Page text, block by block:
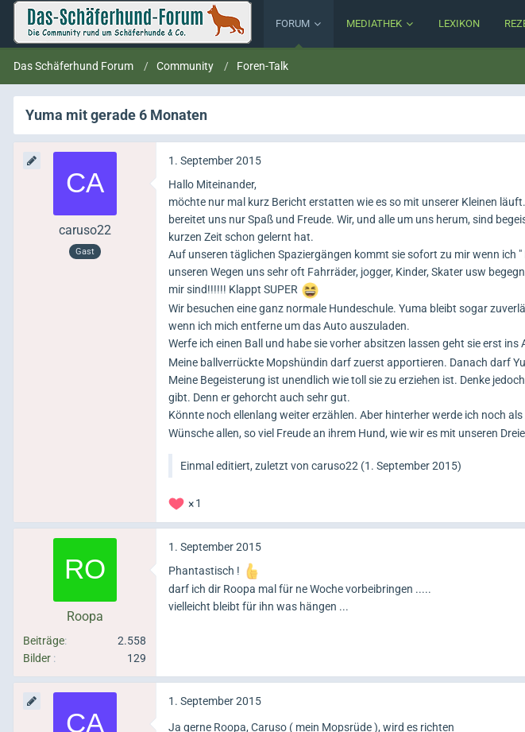
FORUM MEDIATHEK LEXIKON
Das Schäferhund Forum Community Foren-Talk
Yuma mit gerade 6 Monaten
caruso22
Gast
1. September 2015
Hallo Miteinander,
möchte nur mal kurz Bericht erstatten wie es so mit unserer Kleinen
bereitet uns nur Spaß und Freude. Wir, und alle um uns herum, sind
kurzen Zeit schon gelernt hat.
Auf unseren täglichen Spaziergängen kommt sie sofort zu mir wenn ich
unseren Wegen uns sehr oft Fahrräder, jogger, Kinder, Skater usw
mir sind!!!!!! Klappt SUPER
Wir besuchen eine ganz normale Hundeschule. Yuma bleibt sogar
wenn ich mich entferne um das Auto auszuladen.
Werfe ich einen Ball und habe sie vorher absitzen lassen geht sie erst ins
Meine ballverrückte Mopshündin darf zuerst apportieren. Danach darf
Meine Begeisterung ist unendlich wie toll sie zu erziehen ist. Denke
gibt. Denn er gehorcht auch sehr gut.
Könnte noch ellenlang weiter erzählen. Aber hinterher werde ich noch
Wünsche allen, so viel Freude an ihrem Hund, wie wir es mit unseren
Einmal editiert, zuletzt von caruso22 (1. September 2015)
1
Roopa
Beiträge
2.558
Bilder
129
1. September 2015
Phantastisch !
darf ich dir Roopa mal für ne Woche vorbeibringen .....
vielleicht bleibt für ihn was hängen ...
1. September 2015
Ja gerne Roopa, Caruso ( mein Mopsrüde ), wird es richten